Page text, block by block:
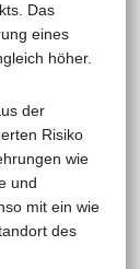
Das
eines
höher.
der
Risiko
wie
und
mit ein wie
des